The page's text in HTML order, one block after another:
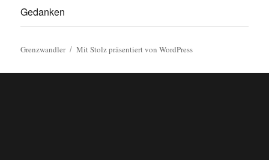
Gedanken
Grenzwandler Mit Stolz präsentiert von WordPress